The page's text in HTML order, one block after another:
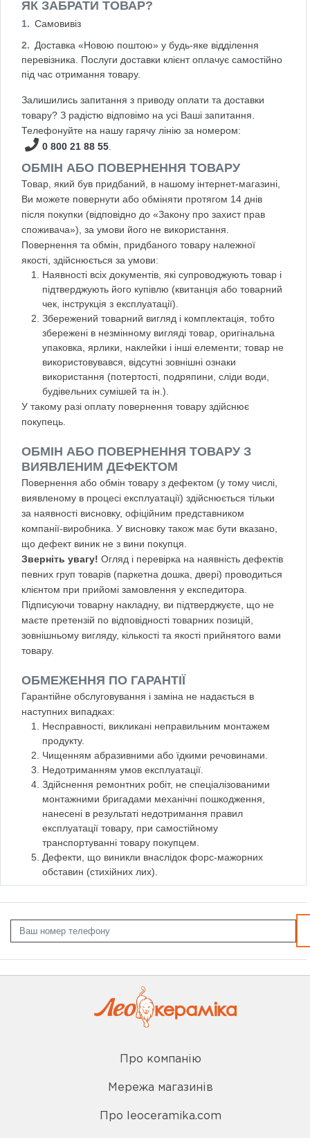
ЯК ЗАБРАТИ ТОВАР?
Самовивіз
Доставка «Новою поштою» у будь-яке відділення
перевізника. Послуги доставки клієнт оплачує самостійно
під час отримання товару.
Залишились запитання з приводу оплати та доставки
товару? З радістю відповімо на усі Ваші запитання.
Телефонуйте на нашу гарячу лінію за номером:
0 800 21 88 55
ОБМІН АБО ПОВЕРНЕННЯ ТОВАРУ
Товар, який був придбаний, в нашому інтернет-магазині,
Ви можете повернути або обміняти протягом 14 днів
після покупки (відповідно до «Закону про захист прав
споживача»), за умови його не використання.
Повернення та обмін, придбаного товару належної
якості, здійснюється за умови:
Наявності всіх документів, які супроводжують товар і
підтверджують його купівлю (квитанція або товарний
чек, інструкція з експлуатації).
Збережений товарний вигляд і комплектація, тобто
збережені в незмінному вигляді товар, оригінальна
упаковка, ярлики, наклейки і інші елементи; товар не
використовувався, відсутні зовнішні ознаки
використання (потертості, подряпини, сліди води,
будівельних сумішей та ін.).
У такому разі оплату повернення товару здійснює
покупець.
ОБМІН АБО ПОВЕРНЕННЯ ТОВАРУ З
ВИЯВЛЕНИМ ДЕФЕКТОМ
Повернення або обмін товару з дефектом (у тому числі,
виявленому в процесі експлуатації) здійснюється тільки
за наявності висновку, офіційним представником
компанії-виробника. У висновку також має бути вказано,
що дефект виник не з вини покупця.
Зверніть увагу! Огляд і перевірка на наявність дефектів
певних груп товарів (паркетна дошка, двері) проводиться
клієнтом при прийомі замовлення у експедитора.
Підписуючи товарну накладну, ви підтверджуєте, що не
маєте претензій по відповідності товарних позицій,
зовнішньому вигляду, кількості та якості прийнятого вами
товару.
ОБМЕЖЕННЯ ПО ГАРАНТІЇ
Гарантійне обслуговування і заміна не надається в
наступних випадках:
Несправності, викликані неправильним монтажем
продукту.
Чищенням абразивними або їдкими речовинами.
Недотриманням умов експлуатації.
Здійснення ремонтних робіт, не спеціалізованими
монтажними бригадами механічні пошкодження,
нанесені в результаті недотримання правил
експлуатації товару, при самостійному
транспортуванні товару покупцем.
Дефекти, що виникли внаслідок форс-мажорних
обставин (стихійних лих).
Про компанію
Мережа магазинів
Про leoceramika.com